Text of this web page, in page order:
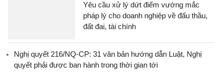
Yêu cầu xử lý dứt điểm vướng mắc
pháp lý cho doanh nghiệp về đấu thầu,
đất đai, tài chính
Nghị quyết 216/NQ-CP: 31 văn bản hướng dẫn Luật, Nghị
quyết phải được ban hành trong thời gian tới